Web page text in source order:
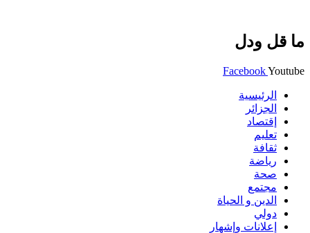
ما قل ودل
FacebookYoutube
الرئيسية
الجزائر
إقتصاد
تعليم
ثقافة
رياضة
صحة
مجتمع
الدين و الحياة
دولي
إعلانات وإشهار